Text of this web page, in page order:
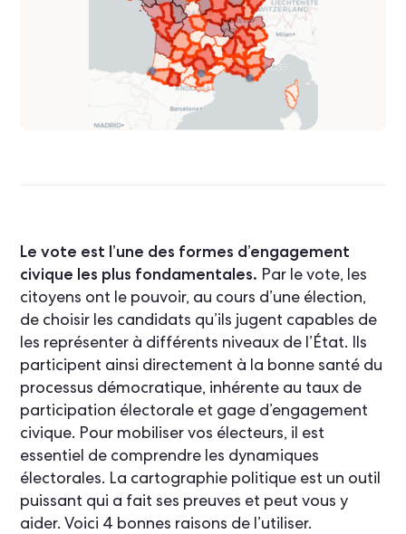
Le vote est l’une des formes d’engagement
civique les plus fondamentales. Par le vote, les
citoyens ont le pouvoir, au cours d’une élection,
de choisir les candidats qu’ils jugent capables de
les représenter à différents niveaux de l’État. Ils
participent ainsi directement à la bonne santé du
processus démocratique, inhérente au taux de
participation électorale et gage d’engagement
civique. Pour mobiliser vos électeurs, il est
essentiel de comprendre les dynamiques
électorales. La cartographie politique est un outil
puissant qui a fait ses preuves et peut vous y
aider. Voici 4 bonnes raisons de l’utiliser.